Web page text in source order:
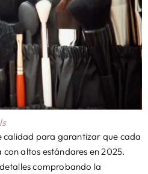
calidad para garantizar que cada
altos estándares en 2025.
comprobando la